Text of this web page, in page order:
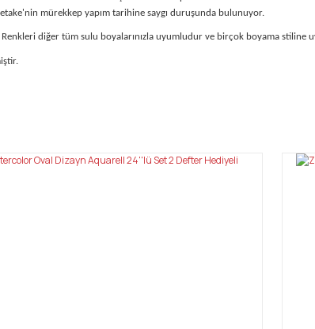
mürekkep yapım tarihine saygı duruşunda bulunuyor.
diğer tüm sulu boyalarınızla uyumludur ve birçok boyama stiline
bilgisi, resim, ürün açıklamalarında ve diğer konularda
bozuk veya görüntülenemiyor.